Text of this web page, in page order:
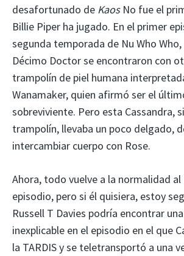
desafortunado de KaosNo fue el
Billie Piper ha jugado. En el primer
segunda temporada de Nu Who
Décimo Doctor se encontraron con
trampolín de piel humana
Wanamaker, quien afirmó ser el
sobreviviente. Pero esta Cassandra,
trampolín, llevaba un poco delgado,
intercambiar cuerpo con Rose.
Ahora, todo vuelve a la normalidad
episodio, pero si él quisiera, estoy
Russell T Davies podría encontrar
inexplicable en el episodio en el que
la TARDIS y se teletransportó a una